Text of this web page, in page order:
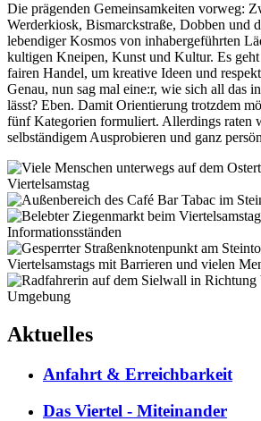
Die prägenden Gemeinsamkeiten vorweg:
Werderkiosk, Bismarckstraße, Dobben und
lebendiger Kosmos von inhabergeführten
kultigen Kneipen, Kunst und Kultur. Es
fairen Handel, um kreative Ideen und
Genau, nun sag mal eine:r, wie sich all das
lässt? Eben. Damit Orientierung trotzdem
fünf Kategorien formuliert. Allerdings raten
selbständigem Ausprobieren und ganz
Aktuelles
Anfahrt & Erreichbarkeit
Das Viertel - Miteinander